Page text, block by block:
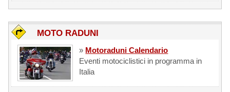
MOTO RADUNI
» Motoraduni Calendario
Eventi motociclistici in programma in
Italia